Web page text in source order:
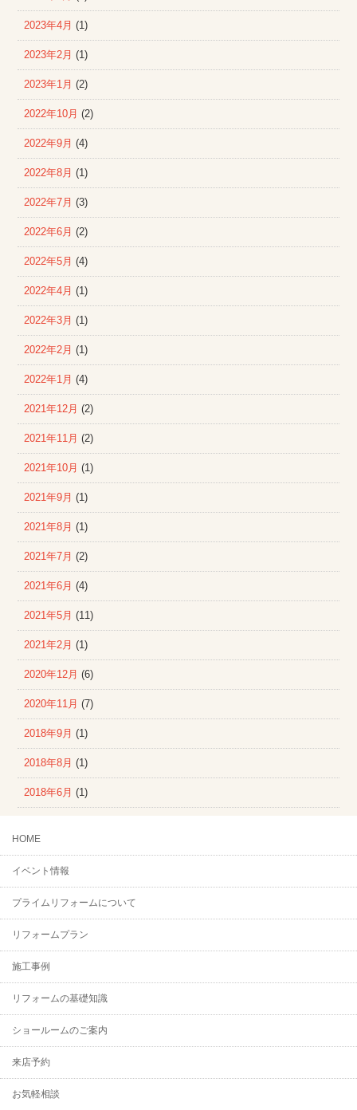
2023年4月 (1)
2023年2月 (1)
2023年1月 (2)
2022年10月 (2)
2022年9月 (4)
2022年8月 (1)
2022年7月 (3)
2022年6月 (2)
2022年5月 (4)
2022年4月 (1)
2022年3月 (1)
2022年2月 (1)
2022年1月 (4)
2021年12月 (2)
2021年11月 (2)
2021年10月 (1)
2021年9月 (1)
2021年8月 (1)
2021年7月 (2)
2021年6月 (4)
2021年5月 (11)
2021年2月 (1)
2020年12月 (6)
2020年11月 (7)
2018年9月 (1)
2018年8月 (1)
2018年6月 (1)
HOME
イベント情報
プライムリフォームについて
リフォームプラン
施工事例
リフォームの基礎知識
ショールームのご案内
来店予約
お気軽相談